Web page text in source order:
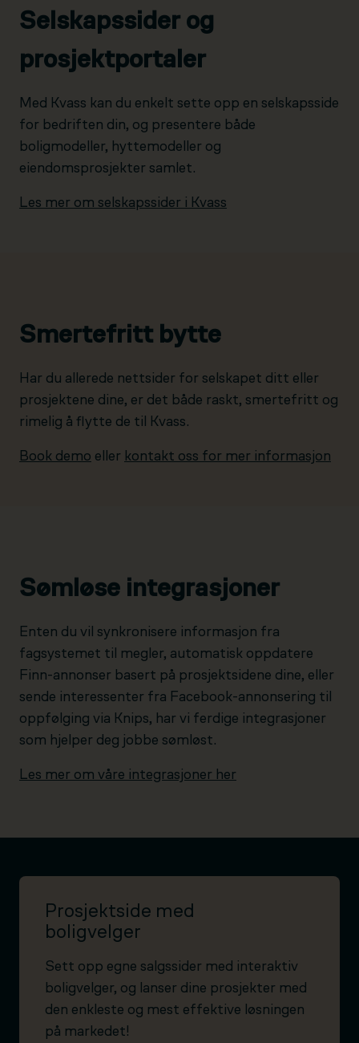
Selskapssider og
prosjektportaler
Med Kvass kan du enkelt sette opp en selskapsside
for bedriften din, og presentere både
boligmodeller, hyttemodeller og
eiendomsprosjekter samlet.
Les mer om selskapssider i Kvass
Smertefritt bytte
Har du allerede nettsider for selskapet ditt eller
prosjektene dine, er det både raskt, smertefritt og
rimelig å flytte de til Kvass.
Book demo eller kontakt oss for mer informasjon
Sømløse integrasjoner
Enten du vil synkronisere informasjon fra
fagsystemet til megler, automatisk oppdatere
Finn-annonser basert på prosjektsidene dine, eller
sende interessenter fra Facebook-annonsering til
oppfølging via Knips, har vi ferdige integrasjoner
som hjelper deg jobbe sømløst.
Les mer om våre integrasjoner her
Prosjektside med
boligvelger
Sett opp egne salgssider med interaktiv
boligvelger, og lanser dine prosjekter med
den enkleste og mest effektive løsningen
på markedet!